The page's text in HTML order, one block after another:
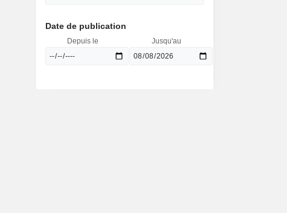
Date de publication
Depuis le Jusqu'au